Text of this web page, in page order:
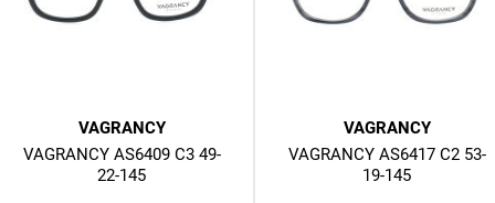
VAGRANCY
VAGRANCY AS6409 C3 49-
22-145
VAGRANCY
VAGRANCY AS6417 C2 53-
19-145